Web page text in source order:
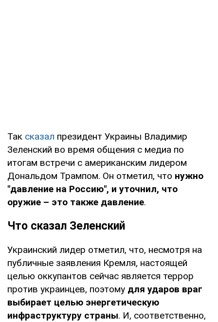
Так сказал президент Украины Владимир
Зеленский во время общения с медиа по
итогам встречи с американским лидером
Дональдом Трампом. Он отметил, что нужно
"давление на Россию", и уточнил, что
оружие – это также давление.
Что сказал Зеленский
Украинский лидер отметил, что, несмотря на
публичные заявления Кремля, настоящей
целью оккупантов сейчас является террор
против украинцев, поэтому для ударов враг
выбирает целью энергетическую
инфраструктуру страны. И, соответственно,